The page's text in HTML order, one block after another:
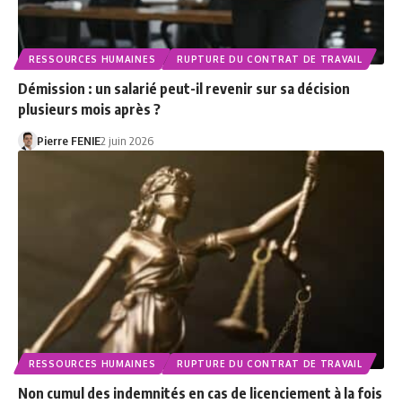
RESSOURCES HUMAINES RUPTURE DU CONTRAT DE TRAVAIL
Démission : un salarié peut-il revenir sur sa décision
plusieurs mois après ?
Pierre FENIE2 juin 2026
RESSOURCES HUMAINES RUPTURE DU CONTRAT DE TRAVAIL
Non cumul des indemnités en cas de licenciement à la fois